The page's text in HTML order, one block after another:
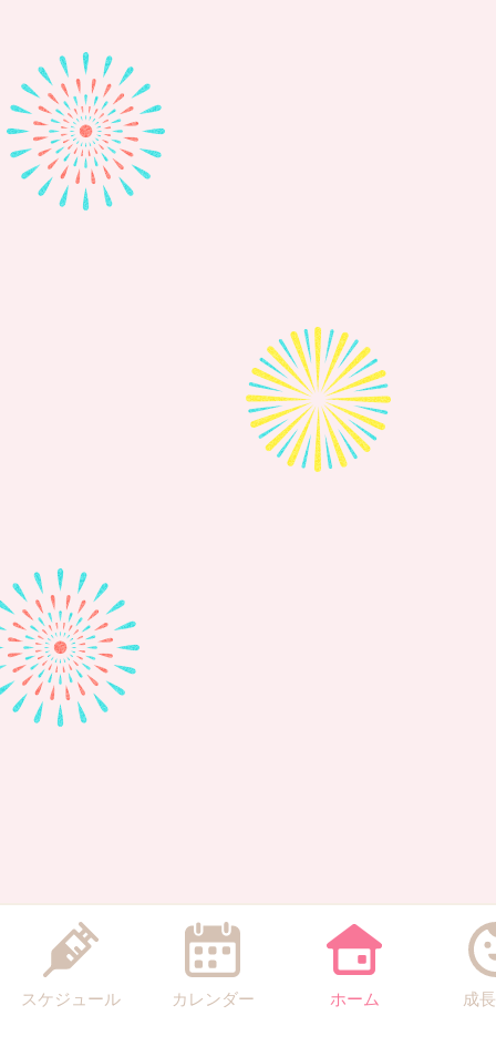
スケジュール カレンダー ホーム 成